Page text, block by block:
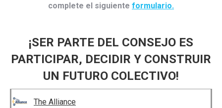
complete el siguiente formulario.
¡SER PARTE DEL CONSEJO ES
PARTICIPAR, DECIDIR Y CONSTRUIR
UN FUTURO COLECTIVO!
The Alliance